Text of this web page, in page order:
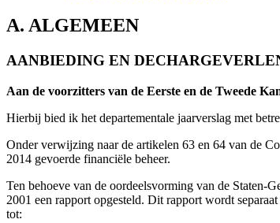
A. ALGEMEEN
AANBIEDING EN
Aan de voorzitters van de Eerste en de Tweede
Hierbij bied ik het departementale jaarverslag met
Onder verwijzing naar de artikelen 63 en 64 van de
2014 gevoerde financiële beheer.
Ten behoeve van de oordeelsvorming van de Staten-
2001 een rapport opgesteld. Dit rapport wordt
tot: